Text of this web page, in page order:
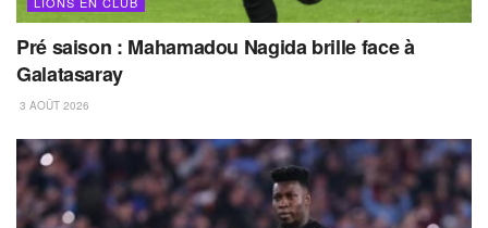
Pré saison : Mahamadou Nagida brille face à
Galatasaray
3 AOÛT 2026